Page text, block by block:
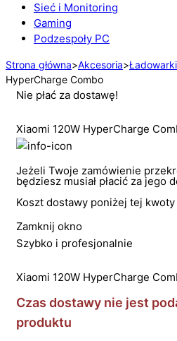
Sieć i Monitoring
Gaming
Podzespoły PC
Strona główna>Akcesoria>
HyperCharge Combo
Nie płać za dostawę!
Xiaomi 120W HyperCharge
Jeżeli Twoje zamówienie
będziesz musiał płacić za jego
Koszt dostawy poniżej tej kwoty
Zamknij okno
Szybko i profesjonalnie
Xiaomi 120W HyperCharge
Czas dostawy nie jest
produktu